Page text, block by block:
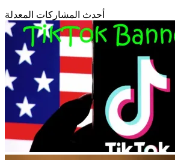
أحدث المشاركات المعدلة